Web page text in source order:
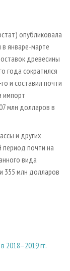
опубликовала
январе-марте
древесины
года сократился
и составил почти
импорт
млн долларов в
и других
период почти на
вида
355 млн долларов
2018–2019 гг.